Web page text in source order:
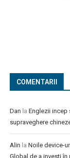
COMENTARII
Dan la Englezii incep
supraveghere
Alin la Noile device-
Global de a investi